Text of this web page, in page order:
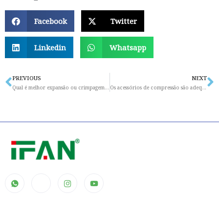
Facebook Twitter
Linkedin Whatsapp
Prev
PREVIOUS
Qual é melhor expansão ou crimpagem PEX?
NEXT
Os acessórios de compressão são adequados para canalização?